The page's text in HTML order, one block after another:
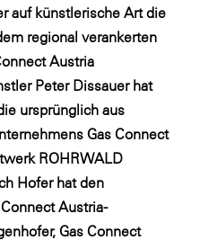
auf künstlerische Art die
regional verankerten
Austria
Peter Dissauer hat
ursprünglich aus
Gas Connect
ROHRWALD
Hofer hat den
Austria-
Gas Connect